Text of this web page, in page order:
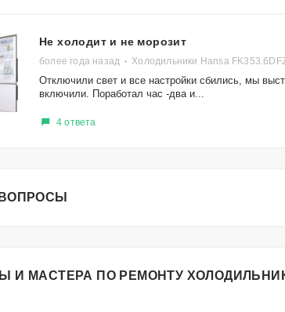
Не холодит и не морозит
более года назад Холодильники Hansa
Отключили свет и все настройки сбились, мы
включили. Поработал час -два и...
4 ответа
И МАСТЕРА ПО РЕМОНТУ